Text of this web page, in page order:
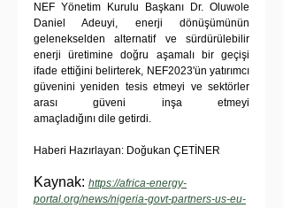
NEF Yönetim Kurulu Başkanı Dr. Oluwole
Daniel Adeuyi, enerji dönüşümünün
gelenekselden alternatif ve sürdürülebilir
enerji üretimine doğru aşamalı bir geçişi
ifade ettiğini belirterek, NEF2023'ün yatırımcı
güvenini yeniden tesis etmeyi ve sektörler
arası güveni inşa etmeyi
amaçladığını dile getirdi.
Haberi Hazırlayan: Doğukan ÇETİNER
Kaynak: https://africa-energy-
portal.org/news/nigeria-govt-partners-us-eu-